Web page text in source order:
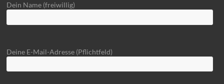
Dein Name (freiwillig)
Deine E-Mail-Adresse (Pflichtfeld)